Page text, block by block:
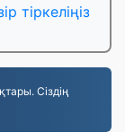
тіркеліңіз
Сіздің